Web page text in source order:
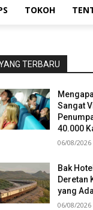
TOKOH
TERBARU
Sangat
40.000
06/08/2026
Bak
Deretan
yang
06/08/2026